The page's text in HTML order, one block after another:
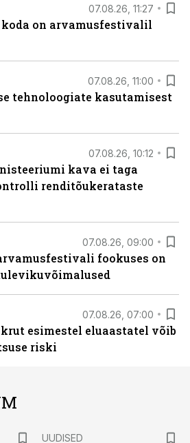
07.08.26, 11:27
koda on arvamusfestivalil
07.08.26, 11:00
tehnoloogiate kasutamisest
07.08.26, 10:12
kava ei taga
renditõukerataste
07.08.26, 09:00
fookuses on
07.08.26, 07:00
esimestel eluaastatel võib
riski
UUDISED